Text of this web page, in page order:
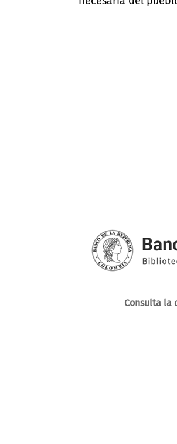
Consulta la